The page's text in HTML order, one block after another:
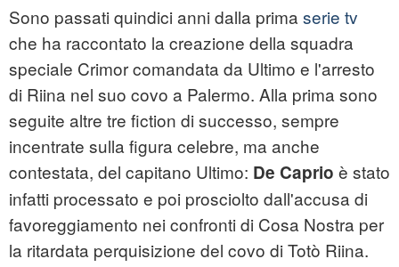
Sono passati quindici anni dalla prima serie tv
che ha raccontato la creazione della squadra
speciale Crimor comandata da Ultimo e l'arresto
di Riina nel suo covo a Palermo. Alla prima sono
seguite altre tre fiction di successo, sempre
incentrate sulla figura celebre, ma anche
contestata, del capitano Ultimo: De Caprio è stato
infatti processato e poi prosciolto dall'accusa di
favoreggiamento nei confronti di Cosa Nostra per
la ritardata perquisizione del covo di Totò Riina.